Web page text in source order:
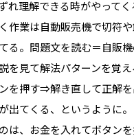
れ理解できる時がやってく
作業は自動販売機で切符
る。問題文を読む＝自販
を見て解法パターンを覚え
を押す⇒解き直して正解
出てくる、というように
は、お金を入れてボタン